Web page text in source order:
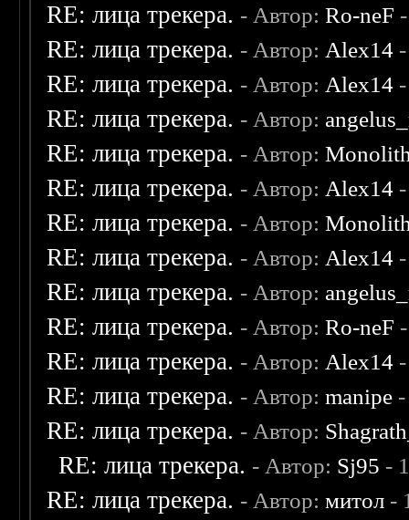
RE: лица трекера. - Автор:Ro-neF
RE: лица трекера. - Автор: Alex14
RE: лица трекера. - Автор: Alex14
RE: лица трекера. - Автор:
RE: лица трекера. - Автор:
RE: лица трекера. - Автор: Alex14
RE: лица трекера. - Автор:
RE: лица трекера. - Автор: Alex14
RE: лица трекера. - Автор:
RE: лица трекера. - Автор:Ro-neF
RE: лица трекера. - Автор: Alex14
RE: лица трекера. - Автор:manipe
RE: лица трекера. - Автор:
RE: лица трекера. - Автор: Sj95 -
RE: лица трекера. - Автор:митол -